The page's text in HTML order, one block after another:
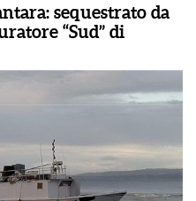
sequestrato da
“Sud” di